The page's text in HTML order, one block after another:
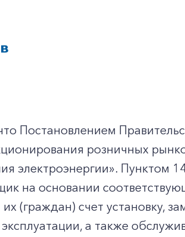
Постановлением
розничных
электроэнергии». Пунктом
на основании
(граждан) счет установку,
а также